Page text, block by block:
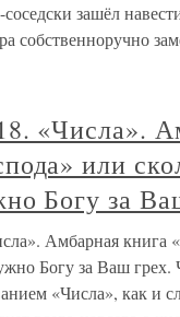
соседски зашёл
собственноручно
«Числа».
или
Богу за
Амбарная книга
Богу за Ваш грех.
«Числа», как и